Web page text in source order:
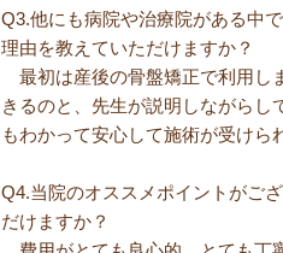
Q3.他にも病院や治療院がある中
理由を教えていただけますか？
最初は産後の骨盤矯正で利用し
きるのと、先生が説明しながらし
もわかって安心して施術が受けら
Q4.当院のオススメポイントがご
だけますか？